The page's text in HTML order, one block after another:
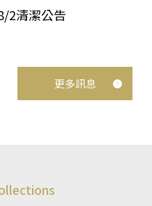
2清潔公告
更多訊息